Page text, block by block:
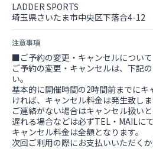
LADDER SPORTS
埼玉県さいたま市中央区下落合4-12
注意事項
■ご予約の変更・キャンセルについて
ご予約の変更・キャンセルは、下記
い。
基本的に開催時間の2時間前までにキ
ければ、キャンセル料金は発生致しま
ご連絡がない場合はキャンセル扱いと
遅れる場合などは必ずTEL・MAILに
キャンセル料金は全額となります。
次回ご利用の際にお支払いいただくか